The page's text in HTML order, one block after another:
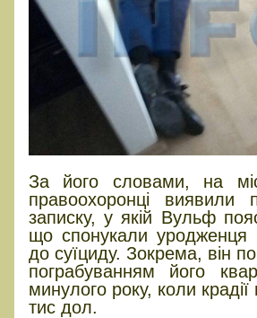
За його словами, на
правоохоронці виявили
записку, у якій Вульф
що спонукали уродженця
до суїциду. Зокрема, він
пограбуванням його
минулого року, коли
тис дол.